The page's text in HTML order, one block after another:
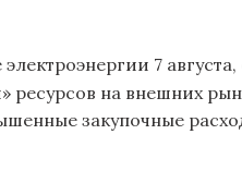
7 августа,
ресурсов на внешних
закупочные